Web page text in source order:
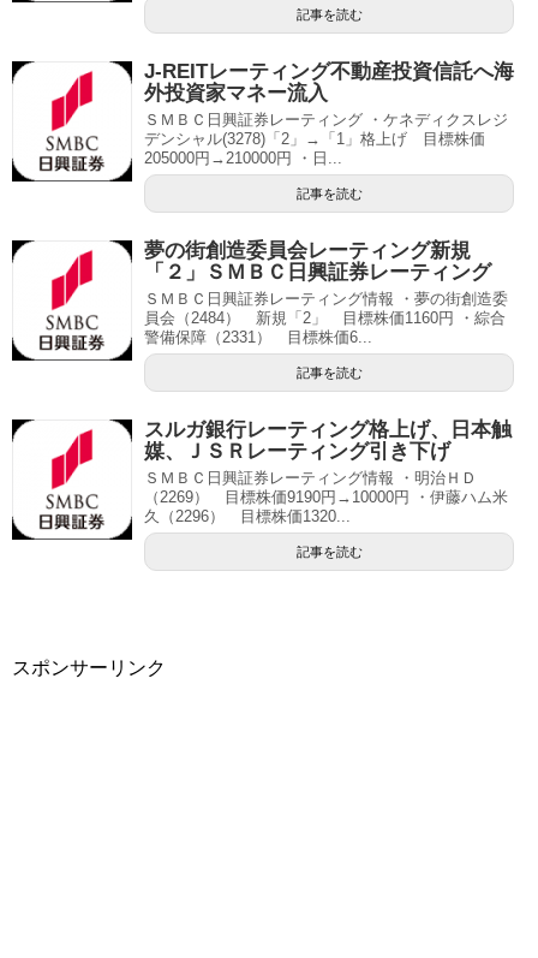
記事を読む
J-REITレーティング不動産投資信託へ海
外投資家マネー流入
ＳＭＢＣ日興証券レーティング ・ケネディクスレジ
デンシャル(3278)「2」→「1」格上げ 目標株価
205000円→210000円 ・日...
記事を読む
夢の街創造委員会レーティング新規
「２」ＳＭＢＣ日興証券レーティング
ＳＭＢＣ日興証券レーティング情報 ・夢の街創造委
員会（2484） 新規「2」 目標株価1160円 ・綜合
警備保障（2331） 目標株価6...
記事を読む
スルガ銀行レーティング格上げ、日本触
媒、ＪＳＲレーティング引き下げ
ＳＭＢＣ日興証券レーティング情報 ・明治ＨＤ
（2269） 目標株価9190円→10000円 ・伊藤ハム米
久（2296） 目標株価1320...
記事を読む
スポンサーリンク